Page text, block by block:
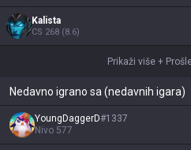
Kalista
CS 268 (8.6)
Prikaži više+
Nedavno igrano sa (nedavnih igara)
YoungDaggerD#1337
Nivo 577